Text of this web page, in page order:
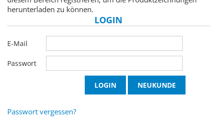
herunterladen zu können.
LOGIN
E-Mail
Passwort
Passwort vergessen?